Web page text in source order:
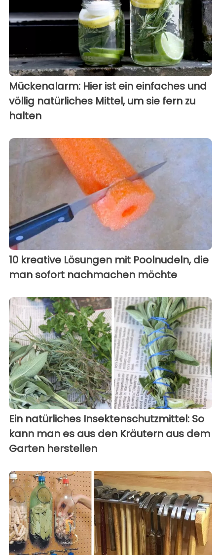
Mückenalarm: Hier ist ein einfaches und
völlig natürliches Mittel, um sie fern zu
halten
10 kreative Lösungen mit Poolnudeln, die
man sofort nachmachen möchte
Ein natürliches Insektenschutzmittel: So
kann man es aus den Kräutern aus dem
Garten herstellen